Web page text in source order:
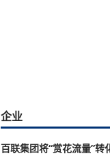
企业
百联集团将“赏花流量”转